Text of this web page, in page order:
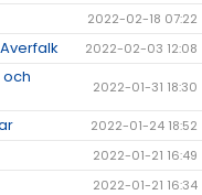
2022-02-18 07:22
2022-02-03 12:08
och
2022-01-31 18:30
2022-01-24 18:52
2022-01-21 16:49
2022-01-21 16:34